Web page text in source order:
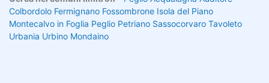
Colbordolo Fermignano Fossombrone Isola del Piano
Montecalvo in Foglia Peglio Petriano Sassocorvaro Tavoleto
Urbania Urbino Mondaino